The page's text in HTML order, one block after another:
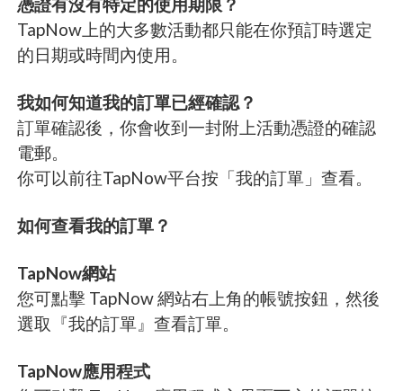
憑證有沒有特定的使用期限？
TapNow上的大多數活動都只能在你預訂時選定
的日期或時間內使用。
我如何知道我的訂單已經確認？
訂單確認後，你會收到一封附上活動憑證的確認
電郵。
你可以前往TapNow平台按「我的訂單」查看。
如何查看我的訂單？
TapNow網站
您可點擊 TapNow 網站右上角的帳號按鈕，然後
選取『我的訂單』查看訂單。
TapNow應用程式